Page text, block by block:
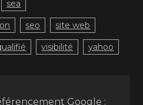
sea
seo site web
visibilité yahoo
Google :